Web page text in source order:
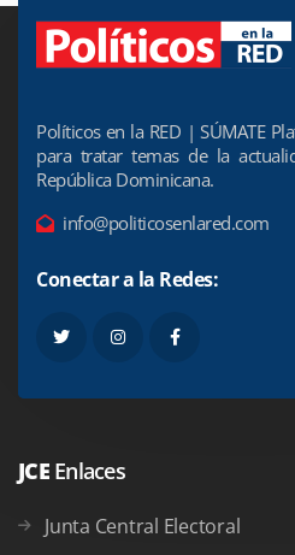
Políticos en la RED | SÚMATE
para tratar temas de la
República Dominicana.
info@politicosenlared.com
Conectar a la Redes:
JCE Enlaces
Junta Central Electoral